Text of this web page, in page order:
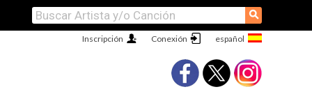
⚲
Conexión
Inscripción